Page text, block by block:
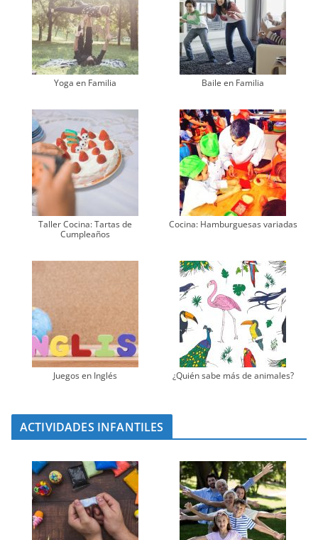
Yoga en Familia Baile en Familia
Taller Cocina: Tartas de
Cumpleaños
Cocina: Hamburguesas variadas
Juegos en Inglés ¿Quién sabe más de animales?
ACTIVIDADES INFANTILES